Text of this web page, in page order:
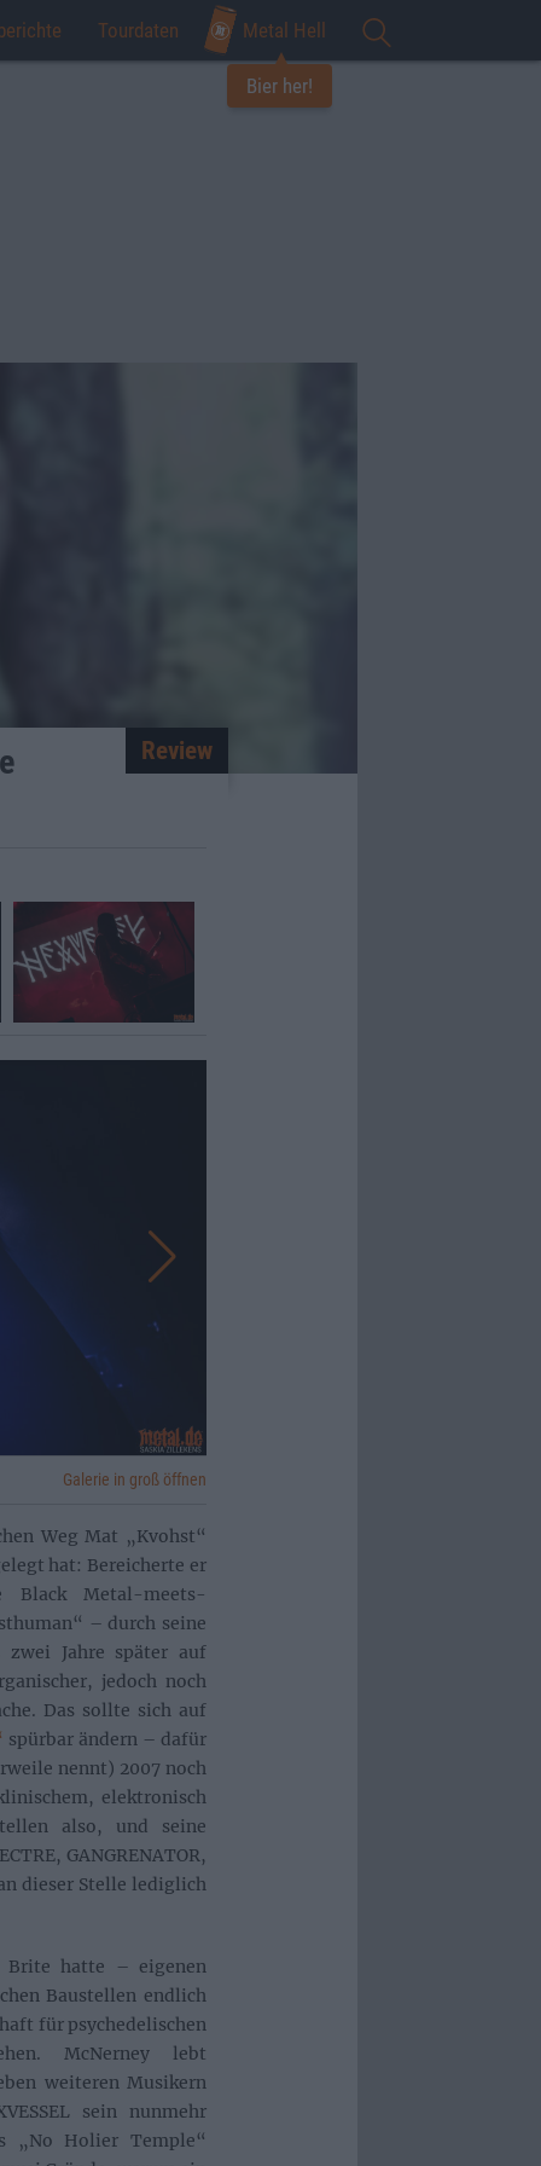
Tourdaten Metal Hell
Bier her!
Review
Galerie in groß öffnen
Weg Mat „Kvohst“
hat: Bereicherte er
Black Metal-meets-
– durch seine
zwei Jahre später auf
jedoch noch
Das sollte sich auf
spürbar ändern – dafür
nennt) 2007 noch
elektronisch
also, und seine
GANGRENATOR,
dieser Stelle lediglich
Brite hatte – eigenen
Baustellen endlich
für psychedelischen
McNerney lebt
weiteren Musikern
sein nunmehr
„No Holier Temple“